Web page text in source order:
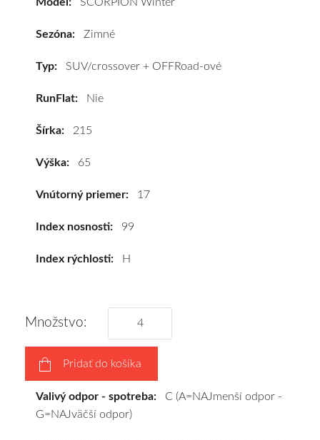
215/65
výhodnú
a
tomu
disky
podľa
vášho
výberu
a
Sezóna: Zimné
Typ: SUV/crossover + OFFRoad-ové
RunFlat: Nie
Šírka: 215
Výška: 65
Vnútorný priemer: 17
Index nosnosti: 99
Index rýchlosti: H
Množstvo:
Pridať do košíka
Valivý odpor - spotreba: C (A=NAJmenší odpor -
G=NAJväčší odpor)